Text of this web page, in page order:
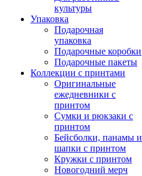
культуры
Упаковка
Подарочная
упаковка
Подарочные коробки
Подарочные пакеты
Коллекции с принтами
Оригинальные
ежедневники с
принтом
Сумки и рюкзаки с
принтом
Бейсболки, панамы и
шапки с принтом
Кружки с принтом
Новогодний мерч